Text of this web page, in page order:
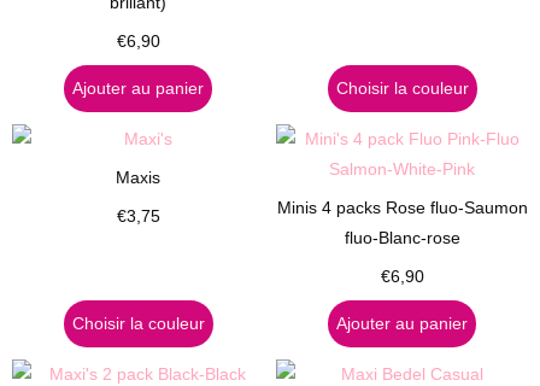
€6,90
Ajouter au panier Choisir la couleur
Maxis
€3,75
Choisir la couleur
Minis 4 packs Rose fluo-Saumon
fluo-Blanc-rose
€6,90
Ajouter au panier